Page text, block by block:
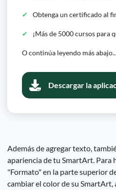
Obtenga un certificado al
¡Más de 5000 cursos para
O continúa leyendo más
Descargar la
Además de agregar texto,
apariencia de tu SmartArt. Para
"Formato" en la parte superior
cambiar el color de su SmartArt,